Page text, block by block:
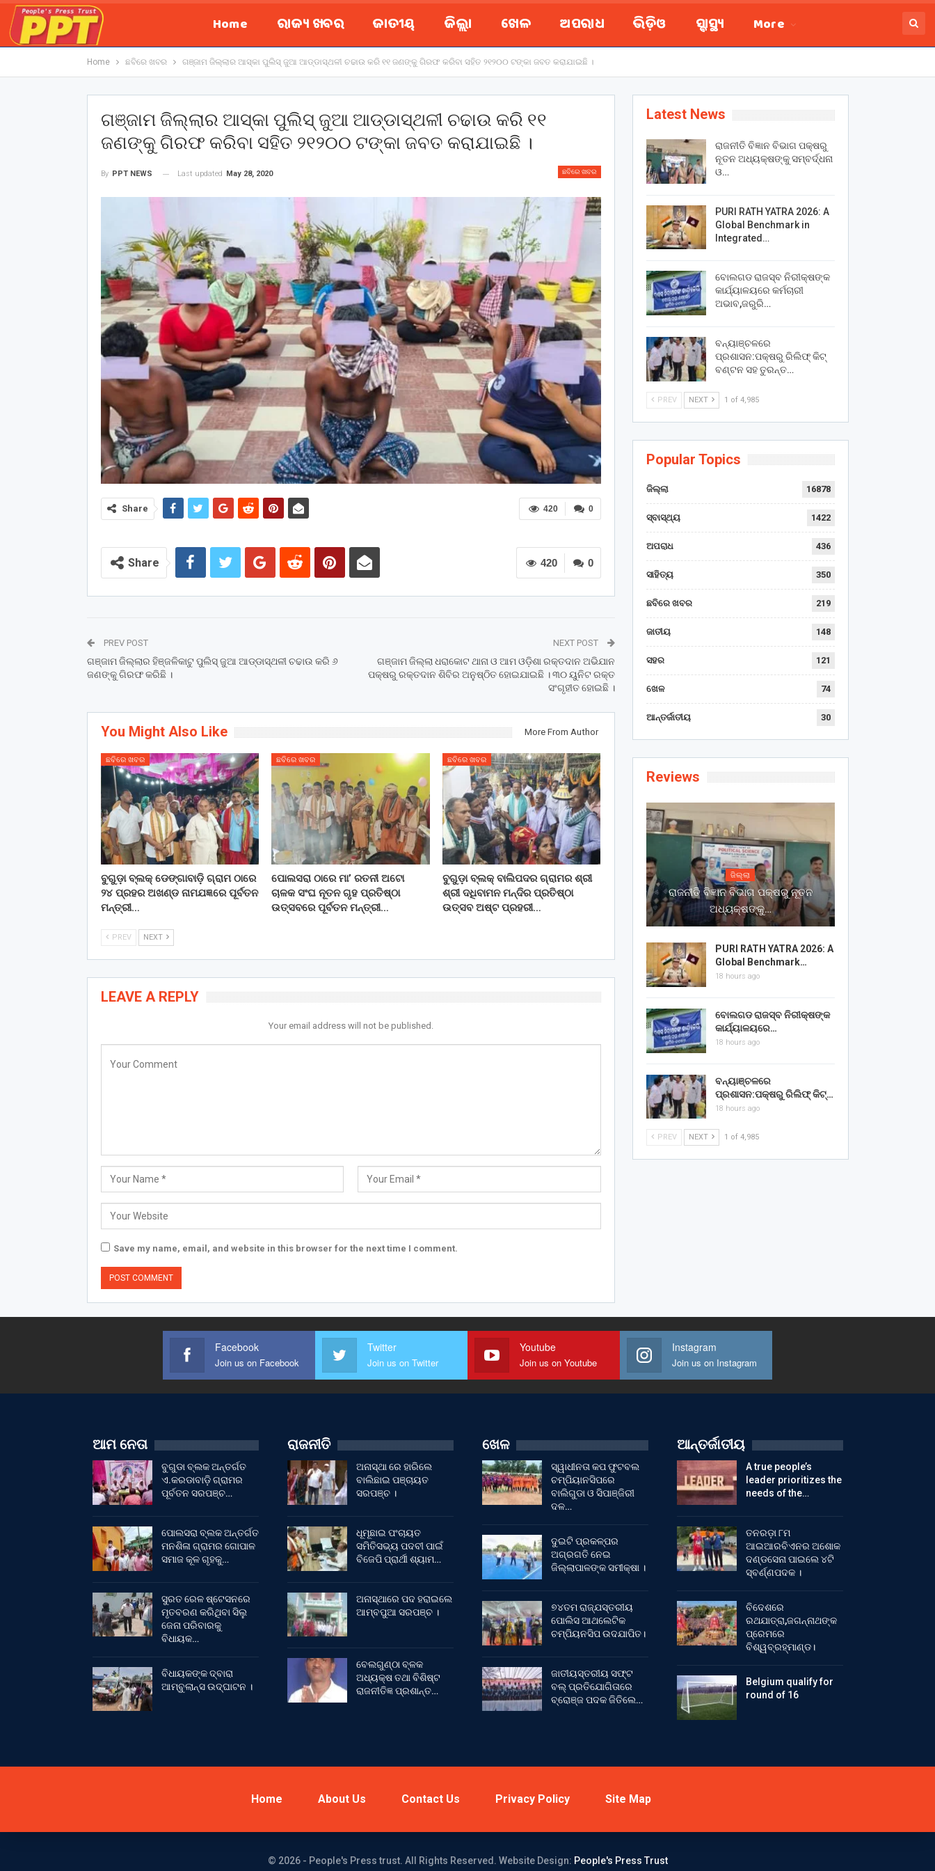
Home ରାଜ୍ୟ ଖବର ଜାତୀୟ ଜିଲ୍ଲା ଖେଳ ଅପରାଧ ଭିଡ଼ିଓ ସ୍ବାସ୍ଥ୍ୟ More
Home ଛବିରେ ଖବର ଗଞ୍ଜାମ ଜିଲ୍ଲାର ଆସ୍କା ପୁଲିସ୍ ଜୁଆ ଆଡ୍ଡାସ୍ଥଳୀ ଚଢାଉ କରି ୧୧ ଜଣଙ୍କୁ ଗିରଫ କରିବା ସହିତ ୨୧୨୦୦ ଟଙ୍କା ଜବତ କରାଯାଇଛି ।
ଗଞ୍ଜାମ ଜିଲ୍ଲାର ଆସ୍କା ପୁଲିସ୍ ଜୁଆ ଆଡ୍ଡାସ୍ଥଳୀ ଚଢାଉ କରି ୧୧
ଜଣଙ୍କୁ ଗିରଫ କରିବା ସହିତ ୨୧୨୦୦ ଟଙ୍କା ଜବତ କରାଯାଇଛି ।
ଛବିରେ ଖବର
By PPT NEWS Last updated May 28, 2020
0
420
Share
0
420
Share
PREV POST
ଗଞ୍ଜାମ ଜିଲ୍ଲାର ହିଞ୍ଜଳିକାଟୁ ପୁଲିସ୍ ଜୁଆ ଆଡ୍ଡାସ୍ଥଳୀ ଚଢାଉ କରି ୬
ଜଣଙ୍କୁ ଗିରଫ କରିଛି ।
NEXT POST
ଗଞ୍ଜାମ ଜିଲ୍ଲା ଧରାକୋଟ ଥାନା ଓ ଆମ ଓଡ଼ିଶା ରକ୍ତଦାନ ଅଭିଯାନ
ପକ୍ଷରୁ ରକ୍ତଦାନ ଶିବିର ଅନୁଷ୍ଠିତ ହୋଇଯାଇଛି । ୩୦ ୟୁନିଟ ରକ୍ତ
ସଂଗୃହୀତ ହୋଇଛି ।
You Might Also Like More From Author
ଛବିରେ ଖବର
ବୁଗୁଡ଼ା ବ୍ଲକ୍ ଡେଙ୍ଗାବାଡ଼ି ଗ୍ରାମ ଠାରେ
୨୪ ପ୍ରହର ଅଖଣ୍ଡ ନାମଯଜ୍ଞରେ ପୂର୍ବତନ
ମନ୍ତ୍ରୀ…
ଛବିରେ ଖବର
ପୋଲସରା ଠାରେ ମା’ ରତନୀ ଅଟୋ
ଚାଳକ ସଂଘ ନୂତନ ଗୃହ ପ୍ରତିଷ୍ଠା
ଉତ୍ସବରେ ପୂର୍ବତନ ମନ୍ତ୍ରୀ…
ଛବିରେ ଖବର
ବୁଗୁଡ଼ା ବ୍ଲକ୍ ବାଲିପଦର ଗ୍ରାମର ଶ୍ରୀ
ଶ୍ରୀ ଦଧିବାମନ ମନ୍ଦିର ପ୍ରତିଷ୍ଠା
ଉତ୍ସବ ଅଷ୍ଟ ପ୍ରହରୀ…
PREV NEXT
LEAVE A REPLY
Your email address will not be published.
Save my name, email, and website in this browser for the next time I comment.
Latest News
ରାଜନୀତି ବିଜ୍ଞାନ ବିଭାଗ ପକ୍ଷରୁ
ନୂତନ ଅଧ୍ୟକ୍ଷଙ୍କୁ ସମ୍ବର୍ଦ୍ଧନା
ଓ…
PURI RATH YATRA 2026: A
Global Benchmark in
Integrated…
ବୋଲଗଡ ରାଜସ୍ବ ନିରୀକ୍ଷଙ୍କ
କାର୍ଯ୍ୟାଳୟରେ କର୍ମଚାରୀ
ଅଭାବ,ଜରୁରି…
ବନ୍ୟାଞ୍ଚଳରେ
ପ୍ରଶାସନ:ପକ୍ଷରୁ ରିଲିଫ୍ କିଟ୍
ବଣ୍ଟନ ସହ ତୁରନ୍ତ…
PREV NEXT 1 of 4,985
Popular Topics
ଜିଲ୍ଲା 16878
ସ୍ବାସ୍ଥ୍ୟ 1422
ଅପରାଧ 436
ସାହିତ୍ୟ 350
ଛବିରେ ଖବର 219
ଜାତୀୟ 148
ସହର 121
ଖେଳ 74
ଆନ୍ତର୍ଜାତୀୟ 30
Reviews
ଜିଲ୍ଲା
ରାଜନୀତି ବିଜ୍ଞାନ ବିଭାଗ ପକ୍ଷରୁ ନୂତନ
ଅଧ୍ୟକ୍ଷଙ୍କୁ…
PURI RATH YATRA 2026: A
Global Benchmark…
18 hours ago
ବୋଲଗଡ ରାଜସ୍ବ ନିରୀକ୍ଷଙ୍କ
କାର୍ଯ୍ୟାଳୟରେ…
18 hours ago
ବନ୍ୟାଞ୍ଚଳରେ
ପ୍ରଶାସନ:ପକ୍ଷରୁ ରିଲିଫ୍ କିଟ୍…
18 hours ago
PREV NEXT 1 of 4,985
Facebook
Join us on Facebook
Twitter
Join us on Twitter
Youtube
Join us on Youtube
Instagram
Join us on Instagram
ଆମ ନେତା
ବୁଗୁଡା ବ୍ଲକ ଅନ୍ତର୍ଗତ
ଏ.କରଡାବାଡ଼ି ଗ୍ରାମର
ପୂର୍ବତନ ସରପଞ୍ଚ…
ପୋଲସରା ବ୍ଲକ ଅନ୍ତର୍ଗତ
ମନଶିଳା ଗ୍ରାମର ଗୋପାଳ
ସମାଜ କୂଳ ଗୃହକୁ…
ସୁରତ ରେଳ ଷ୍ଟେସନରେ
ମୃତବରଣ କରିଥିବା ସିଲୁ
ଜେନା ପରିବାରକୁ
ବିଧାୟକ…
ବିଧାୟକଙ୍କ ଦ୍ବାରା
ଆମ୍ବୁଲାନ୍ସ ଉଦ୍‌ଘାଟନ ।
ରାଜନୀତି
ଅନାସ୍ଥା ରେ ହାରିଲେ
ବାଲିଛାଇ ପଞ୍ଚାୟତ
ସରପଞ୍ଚ ।
ଧୂମୂଛାଇ ପଂଚାୟତ
ସମିତିସଭ୍ୟ ପଦବୀ ପାଇଁ
ବିଜେପି ପ୍ରାର୍ଥୀ ଶ୍ୟାମ…
ଅନାସ୍ଥାରେ ପଦ ହରାଇଲେ
ଆମ୍ବପୁଆ ସରପଞ୍ଚ ।
ବେଲଗୁଣ୍ଠା ବ୍ଳକ
ଅଧ୍ୟକ୍ଷ ତଥା ବିଶିଷ୍ଟ
ରାଜନୀତିଜ୍ଞ ପ୍ରଶାନ୍ତ…
ଖେଳ
ସ୍ୱାଧୀନତା କପ ଫୁଟବଲ
ଚମ୍ପିୟାନସିପରେ
ବାଲିଗୁଡା ଓ ସିପାଞ୍ଜିରୀ
ଦଳ…
ଦୁଇଟି ପ୍ରକଳ୍ପର
ଅଗ୍ରଗତି ନେଇ
ଜିଲ୍ଲାପାଳଙ୍କ ସମୀକ୍ଷା ।
୭୪ତମ ରାଜ୍ଯସ୍ତରୀୟ
ପୋଲିସ ଆଥଲେଟିକ
ଚମ୍ପିୟନସିପ ଉଦଯାପିତ।
ଜାତୀୟସ୍ତରୀୟ ସଫ୍ଟ
ବଲ୍ ପ୍ରତିଯୋଗିତାରେ
ବ୍ରୋଞ୍ଜ ପଦକ ଜିତିଲେ…
ଆନ୍ତର୍ଜାତୀୟ
A true people’s
leader prioritizes the
needs of the…
ତନରଡ଼ା ୮ମ
ଆଇଆରବିଏନର ଅଶୋକ
ଦଣ୍ଡସେନା ପାଇଲେ ୪ଟି
ସ୍ବର୍ଣ୍ଣପଦକ ।
ବିଦେଶରେ
ରଥଯାତ୍ରା,ଜଗନ୍ନାଥଙ୍କ
ପ୍ରେମରେ
ବିଶ୍ୱବ୍ରହ୍ମାଣ୍ଡ।
Belgium qualify for
round of 16
Home About Us Contact Us Privacy Policy Site Map
© 2026 - People's Press trust. All Rights Reserved. Website Design: People's Press Trust